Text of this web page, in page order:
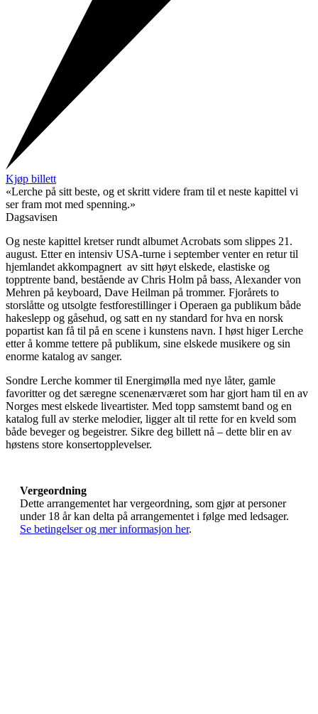
Kjøp billett
«Lerche på sitt beste, og et skritt videre fram til et neste kapittel vi
ser fram mot med spenning.»
Dagsavisen
Og neste kapittel kretser rundt albumet Acrobats som slippes 21.
august. Etter en intensiv USA-turne i september venter en retur til
hjemlandet akkompagnert av sitt høyt elskede, elastiske og
topptrente band, bestående av Chris Holm på bass, Alexander von
Mehren på keyboard, Dave Heilman på trommer. Fjorårets to
storslåtte og utsolgte festforestillinger i Operaen ga publikum både
hakeslepp og gåsehud, og satt en ny standard for hva en norsk
popartist kan få til på en scene i kunstens navn. I høst higer Lerche
etter å komme tettere på publikum, sine elskede musikere og sin
enorme katalog av sanger.
Sondre Lerche kommer til Energimølla med nye låter, gamle
favoritter og det særegne scenenærværet som har gjort ham til en av
Norges mest elskede liveartister. Med topp samstemt band og en
katalog full av sterke melodier, ligger alt til rette for en kveld som
både beveger og begeistrer. Sikre deg billett nå – dette blir en av
høstens store konsertopplevelser.
Vergeordning
Dette arrangementet har vergeordning, som gjør at personer
under 18 år kan delta på arrangementet i følge med ledsager.
Se betingelser og mer informasjon her.